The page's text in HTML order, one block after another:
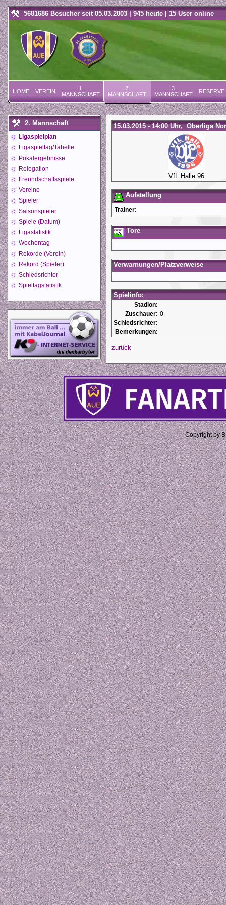
5681686 Besucher seit 05.03.2003 | 945 heute | 15 User online
HOME VEREIN
1.
MANNSCHAFT
2.
MANNSCHAFT
3.
MANNSCHAFT
RESERVE
2. Mannschaft
Ligaspielplan
Ligaspieltag/Tabelle
Pokalergebnisse
Relegation
Freundschaftsspiele
Vereine
Spieler
Saisonspieler
Spiele (Datum)
Ligastatistik
Wochentag
Rekorde (Verein)
Rekord (Spieler)
Schiedsrichter
Spieltagstatistik
15.03.2015 - 14:00 Uhr, Oberliga
VfL Halle 96
Aufstellung
Trainer:
Tore
Verwarnungen/Platzverweise
Spielinfo:
Stadion:
Zuschauer: 0
Schiedsrichter:
Bemerkungen:
zurück
Copyright by